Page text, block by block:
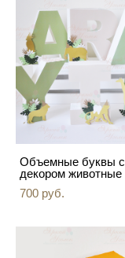
Объемные буквы с
декором животные
700 pуб.